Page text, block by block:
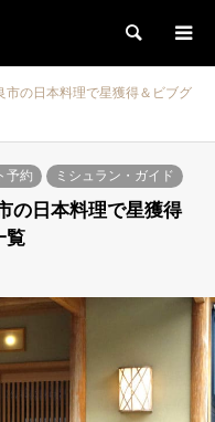
検索
市の日本料理で星獲得＆ビブグ
予約 ミシュラン・ガイド
の日本料理で星獲得
覧